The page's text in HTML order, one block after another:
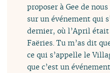
proposer à Gee de
sur un événement qui
dernier, où l’April était
Faëries. Tu m’as dit
ce qui s’appelle le
que c’est un